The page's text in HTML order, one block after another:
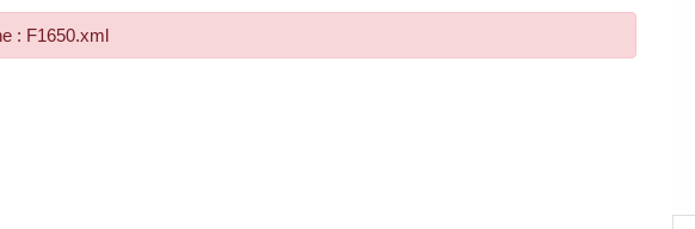
: F1650.xml